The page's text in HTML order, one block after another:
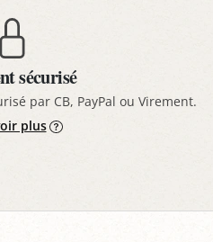
sécurisé
par CB, PayPal ou Virement.
plus